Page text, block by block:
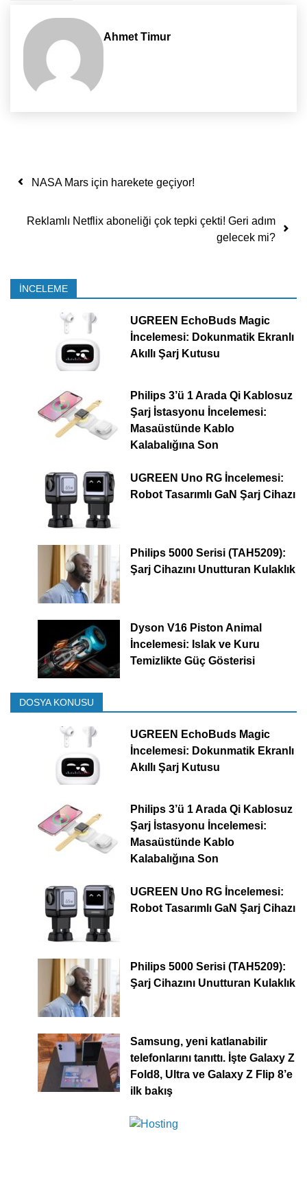
Ahmet Timur
Yazı dolaşımı
NASA Mars için harekete geçiyor!
Reklamlı Netflix aboneliği çok tepki çekti! Geri adım
gelecek mi?
İNCELEME
UGREEN EchoBuds Magic
İncelemesi: Dokunmatik Ekranlı
Akıllı Şarj Kutusu
Philips 3’ü 1 Arada Qi Kablosuz
Şarj İstasyonu İncelemesi:
Masaüstünde Kablo
Kalabalığına Son
UGREEN Uno RG İncelemesi:
Robot Tasarımlı GaN Şarj Cihazı
Philips 5000 Serisi (TAH5209):
Şarj Cihazını Unutturan Kulaklık
Dyson V16 Piston Animal
İncelemesi: Islak ve Kuru
Temizlikte Güç Gösterisi
DOSYA KONUSU
UGREEN EchoBuds Magic
İncelemesi: Dokunmatik Ekranlı
Akıllı Şarj Kutusu
Philips 3’ü 1 Arada Qi Kablosuz
Şarj İstasyonu İncelemesi:
Masaüstünde Kablo
Kalabalığına Son
UGREEN Uno RG İncelemesi:
Robot Tasarımlı GaN Şarj Cihazı
Philips 5000 Serisi (TAH5209):
Şarj Cihazını Unutturan Kulaklık
Samsung, yeni katlanabilir
telefonlarını tanıttı. İşte Galaxy Z
Fold8, Ultra ve Galaxy Z Flip 8’e
ilk bakış